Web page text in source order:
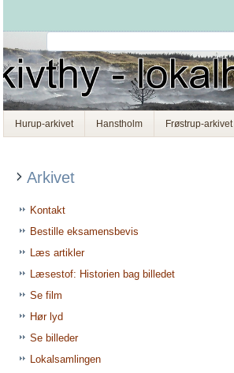
Hurup-arkivet Hanstholm Frøstrup-arkivet
Arkivet
Kontakt
Bestille eksamensbevis
Læs artikler
Læsestof: Historien bag billedet
Se film
Hør lyd
Se billeder
Lokalsamlingen